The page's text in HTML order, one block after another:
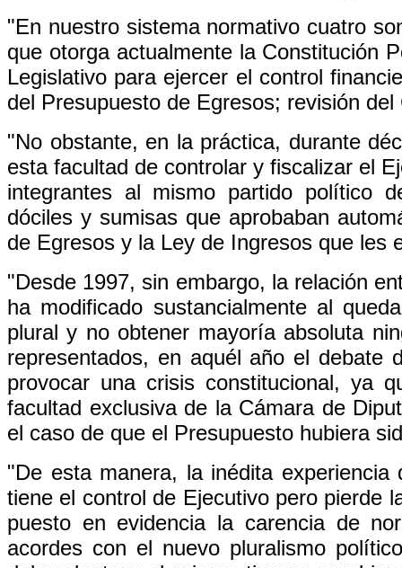
"En nuestro sistema normativo cuatro
que otorga actualmente la Constitución
Legislativo para ejercer el control
del Presupuesto de Egresos; revisión
"No obstante, en la práctica, durante
esta facultad de controlar y fiscalizar el
integrantes al mismo partido político
dóciles y sumisas que aprobaban
de Egresos y la Ley de Ingresos que les
"Desde 1997, sin embargo, la relación
ha modificado sustancialmente al
plural y no obtener mayoría absoluta
representados, en aquél año el debate
provocar una crisis constitucional, ya
facultad exclusiva de la Cámara de
el caso de que el Presupuesto hubiera
"De esta manera, la inédita
tiene el control de Ejecutivo pero pierde
puesto en evidencia la carencia de
acordes con el nuevo pluralismo